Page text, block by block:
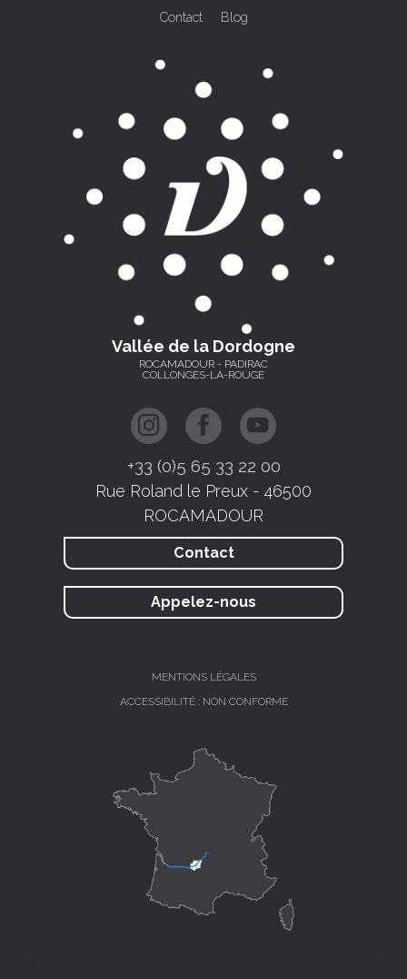
Contact Blog
Vallée de la Dordogne
ROCAMADOUR - PADIRAC
COLLONGES-LA-ROUGE
+33 (0)5 65 33 22 00
Rue Roland le Preux - 46500
ROCAMADOUR
Contact
Appelez-nous
MENTIONS LÉGALES
ACCESSIBILITÉ : NON CONFORME